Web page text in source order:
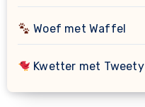
Woef met Waffel
Kwetter met Tweety